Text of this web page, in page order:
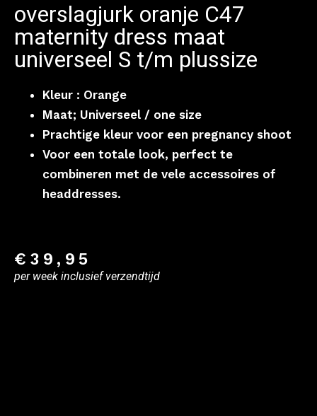
overslagjurk oranje C47
maternity dress maat
universeel S t/m plussize
Kleur : Orange
Maat; Universeel / one size
Prachtige kleur voor een pregnancy shoot
Voor een totale look, perfect te
combineren met de vele accessoires of
headdresses.
€ 39,95
per week inclusief verzendtijd